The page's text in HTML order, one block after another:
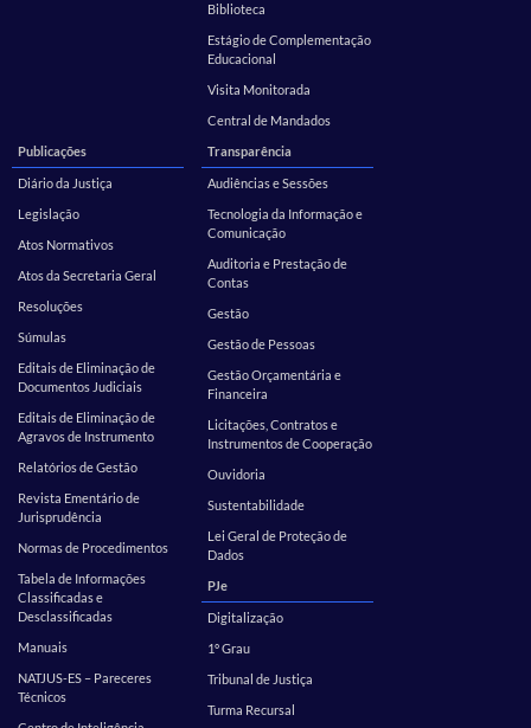
Biblioteca
Estágio de Complementação
Educacional
Visita Monitorada
Central de Mandados
Publicações
Diário da Justiça
Legislação
Atos Normativos
Atos da Secretaria Geral
Resoluções
Súmulas
Editais de Eliminação de
Documentos Judiciais
Editais de Eliminação de
Agravos de Instrumento
Relatórios de Gestão
Revista Ementário de
Jurisprudência
Normas de Procedimentos
Tabela de Informações
Classificadas e
Desclassificadas
Manuais
NATJUS-ES – Pareceres
Técnicos
Transparência
Audiências e Sessões
Tecnologia da Informação e
Comunicação
Auditoria e Prestação de
Contas
Gestão
Gestão de Pessoas
Gestão Orçamentária e
Financeira
Licitações, Contratos e
Instrumentos de Cooperação
Ouvidoria
Sustentabilidade
Lei Geral de Proteção de
Dados
PJe
Digitalização
1º Grau
Tribunal de Justiça
Turma Recursal